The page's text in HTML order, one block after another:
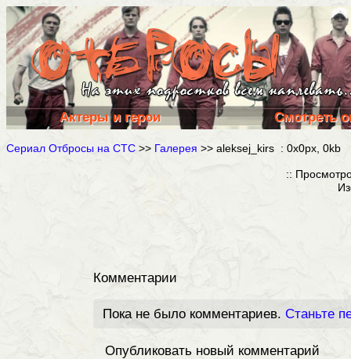
Актеры и герои Смотреть
Сериал Отбросы на СТС >> Галерея >> aleksej_kirs : 0x0px, 0kb
::
Комментарии
Пока не было комментариев. Станьте
Опубликовать новый комментарий